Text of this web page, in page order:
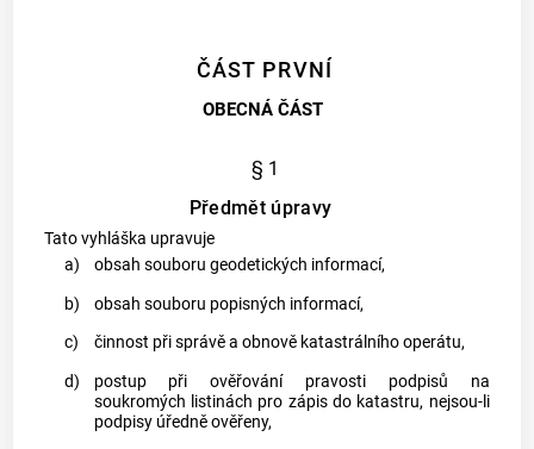
ČÁST PRVNÍ
OBECNÁ ČÁST
§ 1
Předmět úpravy
Tato vyhláška upravuje
a)
obsah souboru geodetických informací,
b)
obsah souboru popisných informací,
c)
činnost při správě a obnově katastrálního operátu,
d)
postup při ověřování pravosti podpisů na
soukromých listinách pro zápis do katastru, nejsou-li
podpisy úředně ověřeny,